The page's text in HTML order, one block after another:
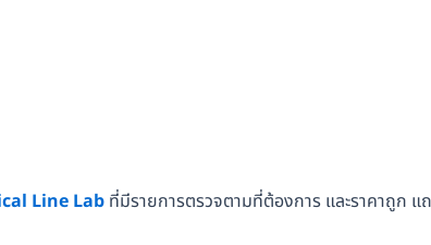
Line Lab ที่มีรายการตรวจตามที่ต้องการ และราคาถูก แ